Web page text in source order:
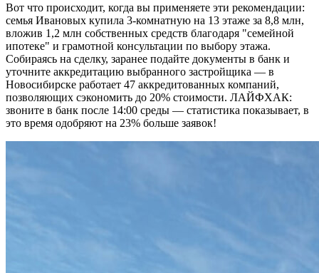
Вот что происходит, когда вы применяете эти рекомендации:
семья Ивановых купила 3-комнатную на 13 этаже за 8,8 млн,
вложив 1,2 млн собственных средств благодаря "семейной
ипотеке" и грамотной консультации по выбору этажа.
Собираясь на сделку, заранее подайте документы в банк и
уточните аккредитацию выбранного застройщика — в
Новосибирске работает 47 аккредитованных компаний,
позволяющих сэкономить до 20% стоимости. ЛАЙФХАК:
звоните в банк после 14:00 среды — статистика показывает, в
это время одобряют на 23% больше заявок!